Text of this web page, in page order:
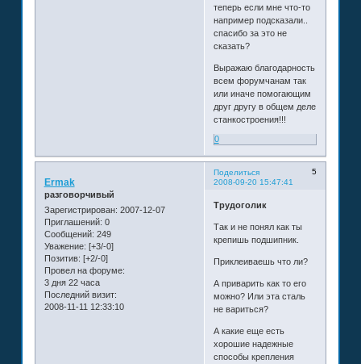
теперь если мне что-то
например подсказали..
спасибо за это не
сказать?
Выражаю благодарность
всем форумчанам так
или иначе помогающим
друг другу в общем деле
станкостроения!!!
0
Поделиться
5
2008-09-20 15:47:41
Ermak
разговорчивый
Зарегистрирован: 2007-12-07
Приглашений: 0
Сообщений: 249
Уважение: [+3/-0]
Позитив: [+2/-0]
Провел на форуме:
3 дня 22 часа
Последний визит:
2008-11-11 12:33:10
Трудоголик
Так и не понял как ты
крепишь подшипник.
Приклеиваешь что ли?
А приварить как то его
можно? Или эта сталь
не вариться?
А какие еще есть
хорошие надежные
способы крепления